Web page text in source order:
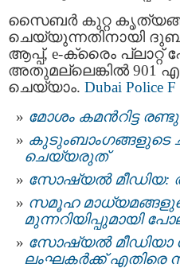
സൈബർ കുറ്റ കൃത്യങ്ങൾ
ചെയ്യുന്നതിനായി
ആപ്പ്, e-ക്രൈം
അതുമല്ലെങ്കിൽ 901
ചെയ്യാം. Dubai Police F
മോശം കമന്‍റിട്ട
കുടുംബാംഗങ്ങളുടെ
ചെയ്യരുത്
സോഷ്യല്‍ മീഡിയ:
സമൂഹ
മുന്നറിയിപ്പുമായി
സോഷ്യൽ മീഡിയാ
ലംഘകർക്ക് എതിരെ